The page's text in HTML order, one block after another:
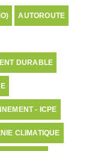
AUTOROUTE
DURABLE
- ICPE
CLIMATIQUE